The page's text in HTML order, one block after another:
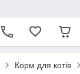
Корм для котів